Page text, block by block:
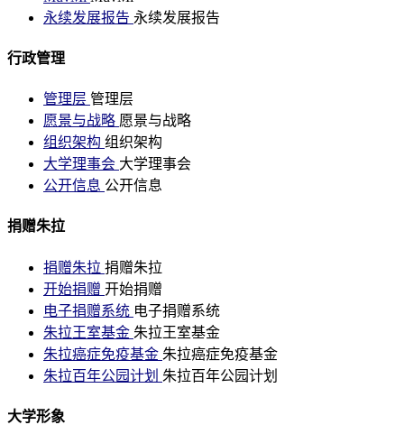
永续发展报告 永续发展报告
行政管理
管理层 管理层
愿景与战略 愿景与战略
组织架构 组织架构
大学理事会 大学理事会
公开信息 公开信息
捐赠朱拉
捐赠朱拉 捐赠朱拉
开始捐赠 开始捐赠
电子捐赠系统 电子捐赠系统
朱拉王室基金 朱拉王室基金
朱拉癌症免疫基金 朱拉癌症免疫基金
朱拉百年公园计划 朱拉百年公园计划
大学形象